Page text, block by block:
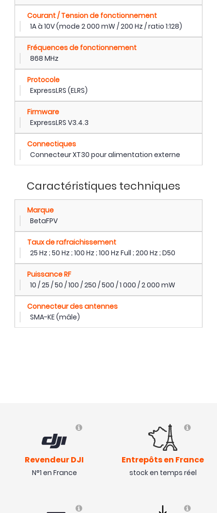
Courant / Tension de fonctionnement
1A à 10V (mode 2 000 mW / 200 Hz / ratio 1:128)
Fréquences de fonctionnement
868 MHz
Protocole
ExpressLRS (ELRS)
Firmware
ExpressLRS V3.4.3
Connectiques
Connecteur XT30 pour alimentation externe
Caractéristiques techniques
Marque
BetaFPV
Taux de rafraichissement
25 Hz ; 50 Hz ; 100 Hz ; 100 Hz Full ; 200 Hz ; D50
Puissance RF
10 / 25 / 50 / 100 / 250 / 500 / 1 000 / 2 000 mW
Connecteur des antennes
SMA-KE (mâle)
Revendeur DJI
N°1 en France
Entrepôts en France
stock en temps réel